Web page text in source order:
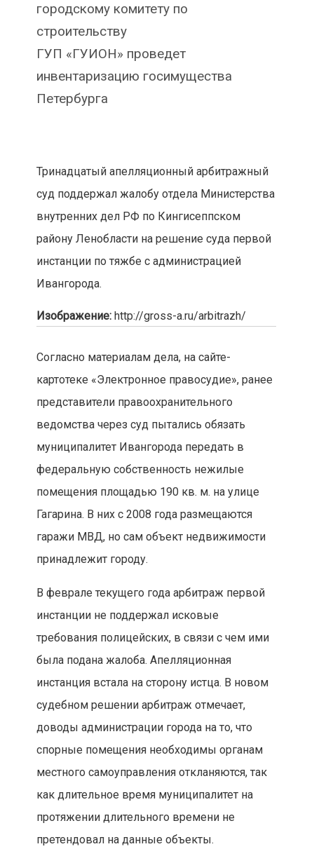
городскому комитету по
строительству
ГУП «ГУИОН» проведет
инвентаризацию госимущества
Петербурга
Тринадцатый апелляционный арбитражный
суд поддержал жалобу отдела Министерства
внутренних дел РФ по Кингисеппском
району Ленобласти на решение суда первой
инстанции по тяжбе с администрацией
Ивангорода.
Изображение: http://gross-a.ru/arbitrazh/
Согласно материалам дела, на сайте-
картотеке «Электронное правосудие», ранее
представители правоохранительного
ведомства через суд пытались обязать
муниципалитет Ивангорода передать в
федеральную собственность нежилые
помещения площадью 190 кв. м. на улице
Гагарина. В них с 2008 года размещаются
гаражи МВД, но сам объект недвижимости
принадлежит городу.
В феврале текущего года арбитраж первой
инстанции не поддержал исковые
требования полицейских, в связи с чем ими
была подана жалоба. Апелляционная
инстанция встала на сторону истца. В новом
судебном решении арбитраж отмечает,
доводы администрации города на то, что
спорные помещения необходимы органам
местного самоуправления откланяются, так
как длительное время муниципалитет на
протяжении длительного времени не
претендовал на данные объекты.